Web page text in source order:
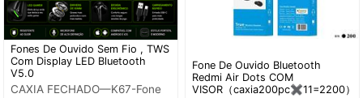
Fones De Ouvido Sem Fio , TWS
Com Display LED Bluetooth
V5.0
CAXIA FECHADO—K67-Fone
Fone De Ouvido Bluetooth
Redmi Air Dots COM
VISOR（caxia200pc✖️11=2200）